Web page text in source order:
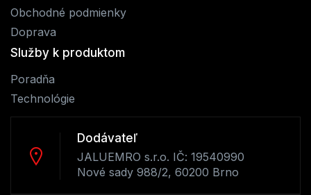
Obchodné podmienky
Doprava
Služby k produktom
Poradňa
Technológie
Dodávateľ
JALUEMRO s.r.o. IČ: 19540990
Nové sady 988/2, 60200 Brno